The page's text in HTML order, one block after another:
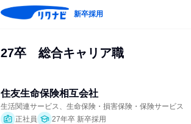
新卒採用
27卒　総合キャリア職
住友生命保険相互会社
生活関連サービス、生命保険・損害保険・保険サービス
正社員
27年卒 新卒採用